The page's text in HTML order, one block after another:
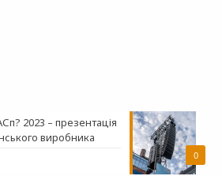
0
2023 – презентація
виробника